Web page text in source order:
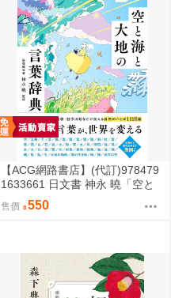
【ACG網路書店】(代訂)978479
1633661 日文書 神永 曉「空と
海と大地の言葉辞典」
售價 550